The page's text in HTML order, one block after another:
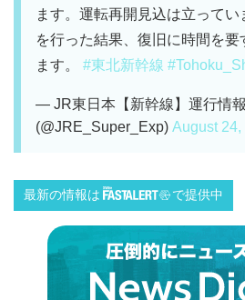
ます。運転再開見込は立って
を行った結果、復旧に時間を
ます。 #東北新幹線
— JR東日本【新幹線】運行情
(@JRE_Super_Exp) August 24,
最新の情報は で提供中